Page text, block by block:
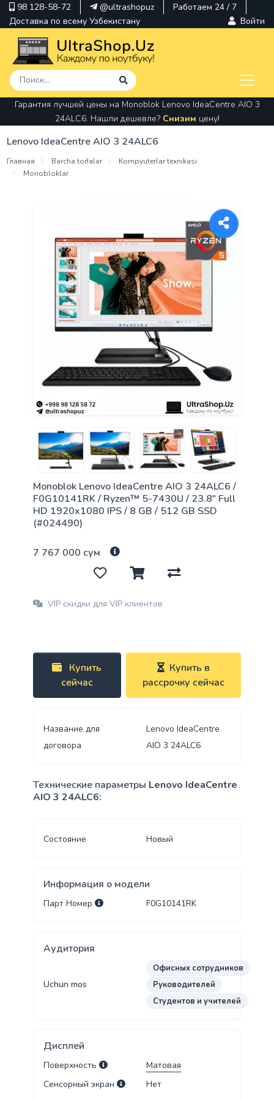
98 128-58-72 @ultrashopuz
Работаем 24 / 7
Доставка по всему Узбекистану
Войти
pavilion
kindle
envy
Hp
Гарантия лучшей цены на Monoblok Lenovo IdeaCentre AIO 3
24ALC6. Нашли дешевле? Снизим цену!
Lenovo IdeaCentre AIO 3 24ALC6
Главная Barcha toifalar
Kompyuterlar texnikasi
Monobloklar
Monoblok Lenovo IdeaCentre AIO 3 24ALC6 /
F0G10141RK / Ryzen™ 5-7430U / 23.8" Full
HD 1920x1080 IPS / 8 GB / 512 GB SSD
(#024490)
7 767 000 сум
VIP скидки для VIP клиентов
Купить
сейчас
Купить в
рассрочку сейчас
Название для
договора
Lenovo IdeaCentre
AIO 3 24ALC6
Технические параметры Lenovo IdeaCentre
AIO 3 24ALC6:
Состояние Новый
Информация о модели
Парт Номер F0G10141RK
Аудитория
Uchun mos
Офисных сотрудников
Руководителей
Студентов и учителей
Дисплей
Поверхность
Матовая
Сенсорный экран
Нет